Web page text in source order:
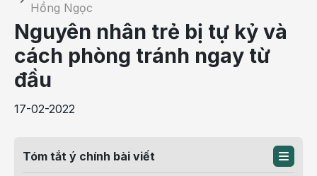
Hồng Ngọc
Nguyên nhân trẻ bị tự kỷ và
cách phòng tránh ngay từ
đầu
17-02-2022
Tóm tắt ý chính bài viết